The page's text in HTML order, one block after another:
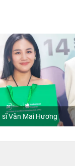
sĩ Văn Mai Hương